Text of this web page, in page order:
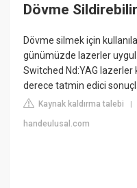
Dövme
Dövme silmek için
günümüzde lazerler
Switched Nd:YAG lazerler
derece tatmin edici
Kaynak kaldırma talebi
handeulusal.com